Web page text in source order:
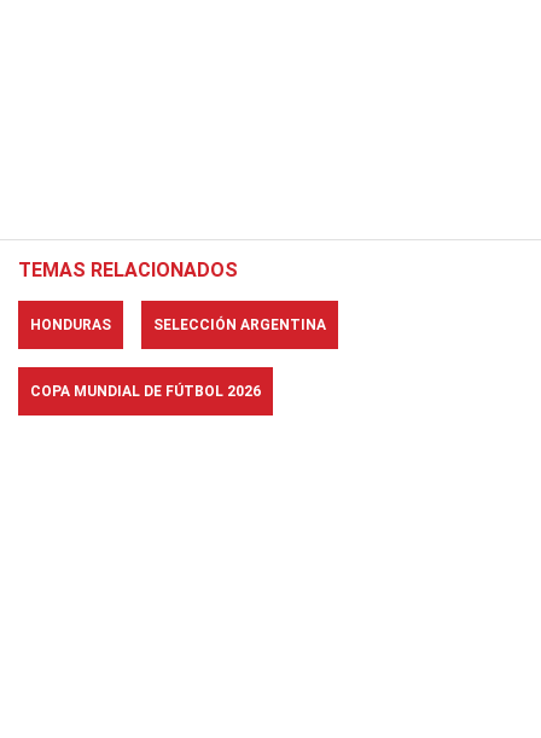
TEMAS RELACIONADOS
HONDURAS SELECCIÓN ARGENTINA
COPA MUNDIAL DE FÚTBOL 2026